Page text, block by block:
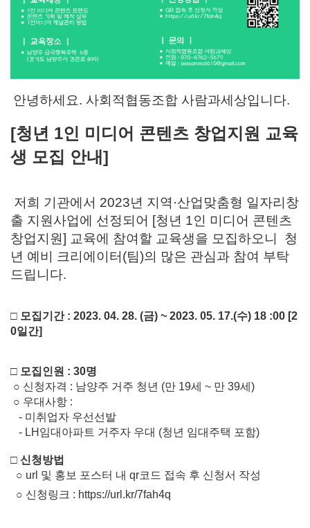
안녕하세요. 사회적협동조합 사람과세상입니다.
[청년 1인 미디어 콘텐츠 창업지원 교육
생 모집 안내]
저희 기관에서 2023년 지역 ·산업맞춤형 일자리창
출 지원사업에 선정되어 [청년 1인 미디어 콘텐츠
창업지원] 교육에 참여할 교육생을 모집하오니 청
년 예비 크리에이터(팀)의 많은 관심과 참여 부탁
드립니다.
□ 모집기간 : 2023. 04. 28. (금) ~ 2023. 05. 17.(수) 18 :00 [2
0일간]
□ 모집인원 : 30명
○ 신청자격 : 남양주 거주 청년 (만 19세 ~ 만 39세)
○ 우대사항 :
- 미취업자 우선선발
- LH임대아파트 거주자 우대 (청년 임대주택 포함)
□ 신청방법
○ url 및 홍보 포스터 내 qr코드 접속 후 신청서 작성
○ 신청링크 : https://url.kr/7fah4q